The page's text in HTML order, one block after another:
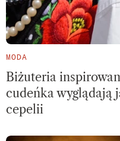
MODA
Biżuteria
cudeńka wyglądają
cepelii